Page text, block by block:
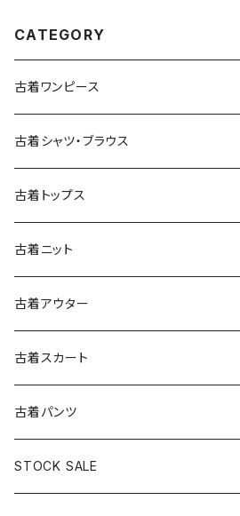
CATEGORY
古着ワンピース
古着長袖ワンピース
古着半袖ワンピース
古着ノースリーブワンピース
古着キャミソールワンピース
古着ベアトップワンピース
古着オールインワン
古着オーバーオール
古着シャツ・ブラウス
古着長袖シャツ・ブラウス
古着半袖シャツ・ブラウス
古着ノースリーブシャツ・ブラウス
古着トップス
古着スウェット&パーカー
古着スウェット
古着パーカー
古着プルオーバー
古着長袖プルオーバー
古着半袖プルオーバー
古着Ｔシャツ
古着長袖Ｔシャツ
古着半袖Ｔシャツ
古着ベスト
古着キャミソール
古着ニット
古着セーター
古着カーディガン
古着半袖ニット
古着ニットアウター
古着アウター
古着ライトジャケット
古着ライトコート
古着ヘビージャケット
古着スカート
古着ロング丈スカート (丈76cm-)
古着膝丈スカート (丈56-75cm)
古着パンツ
古着ロング丈パンツ
STOCK SALE